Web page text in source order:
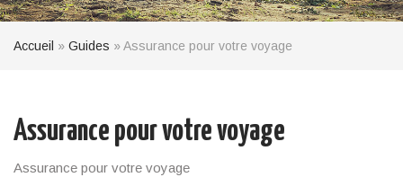
Accueil » Guides »Assurance pour votre voyage
Assurance pour votre voyage
Assurance pour votre voyage